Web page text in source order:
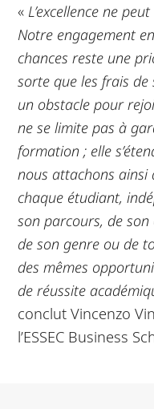
« L’excellence ne
Notre engagement
chances reste une
sorte que les frais
un obstacle pour
ne se limite pas à
formation ; elle
nous attachons ainsi
chaque étudiant,
sonparcours, de
de son genre ou de
des mêmes
de réussite
conclut Vincenzo
l’ESSEC Business